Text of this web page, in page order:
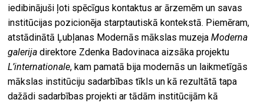
iedibinājuši ļoti spēcīgus kontaktus ar ārzemēm un savas
institūcijas pozicionēja starptautiskā kontekstā. Piemēram,
atstādinātā Ļubļanas Modernās mākslas muzejaModerna
galerija direktore Zdenka Badovinaca aizsāka projektu
L’internationale, kam pamatā bija modernās un laikmetīgās
mākslas institūciju sadarbības tīkls un kā rezultātā tapa
dažādi sadarbības projekti ar tādām institūcijām kā